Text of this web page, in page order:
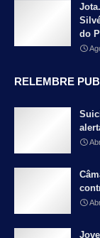
do
RELEMBRE